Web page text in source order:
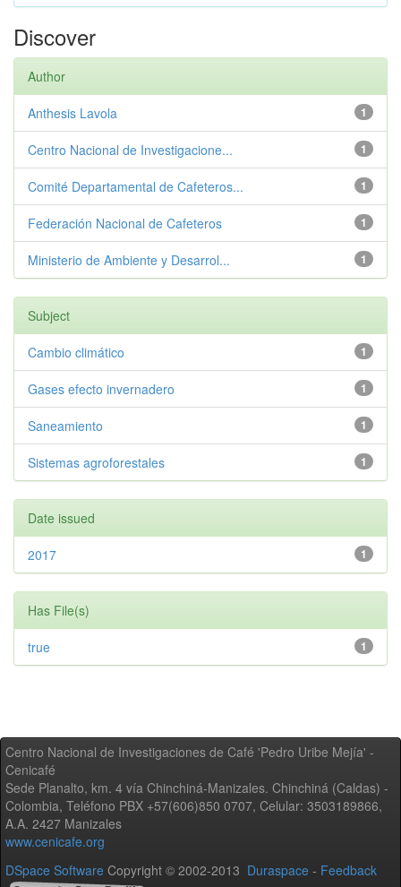
Discover
Author
1
Anthesis Lavola
1
Centro Nacional de Investigacione...
1
Comité Departamental de Cafeteros...
1
Federación Nacional de Cafeteros
1
Ministerio de Ambiente y Desarrol...
Subject
1
Cambio climático
1
Gases efecto invernadero
1
Saneamiento
1
Sistemas agroforestales
Date issued
1
2017
Has File(s)
1
true
Centro Nacional de Investigaciones de Café 'Pedro Uribe Mejía' -
Cenicafé
Sede Planalto, km. 4 vía Chinchiná-Manizales. Chinchiná (Caldas) -
Colombia, Teléfono PBX +57(606)850 0707, Celular: 3503189866,
A.A. 2427 Manizales
www.cenicafe.org
DSpace Software Copyright © 2002-2013 Duraspace - Feedback